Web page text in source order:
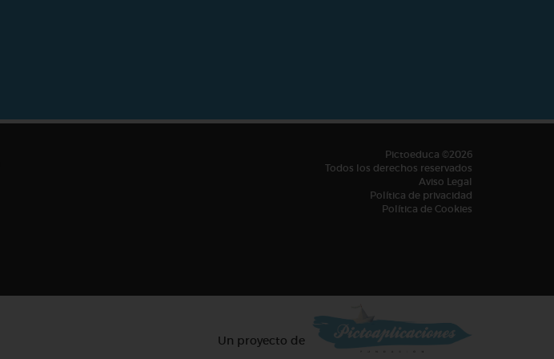
Pictoeduca ©2026
Todos los derechos reservados
Aviso Legal
Política de privacidad
Política de Cookies
Un proyecto de